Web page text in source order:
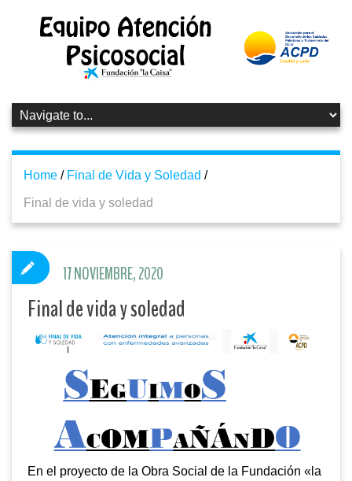
Home / Final de Vida y Soledad /
Final de vida y soledad
Final de vida y soledad
En el proyecto de la Obra Social de la Fundación «la
17 NOVIEMBRE, 2020